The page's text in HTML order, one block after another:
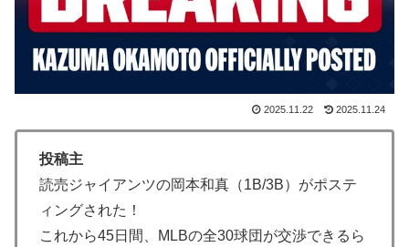
人が予測不可能でぶっ飛んでると評価した日本アニメと
は・・・？ 海外の反応
▶ 韓国人「韓国のイメージ失墜は免れないのか？2011〜
海外「凄すぎる！」折り紙と並ぶあの日本の偉大な発明
に海外がびっくり仰天
▶ 海外「プレミアのレベルか？」ブライトンが上田綺世の
獲得に動き出して海外大騒ぎ！（海外の反応）
海外「全部日本の真似だったのか…」 日本の普通のテ
2025.11.22 2025.11.24
投稿主
読売ジャイアンツの岡本和真（1B/3B）がポステ
ィングされた！
これから45日間、MLBの全30球団が交渉できるら